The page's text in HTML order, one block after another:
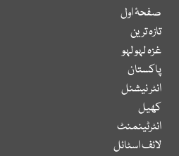
صفحۂ اول
تازہ ترین
غزہ لہو لہو
پاکستان
انٹر نیشنل
کھیل
انٹرٹینمنٹ
لائف اسٹائل